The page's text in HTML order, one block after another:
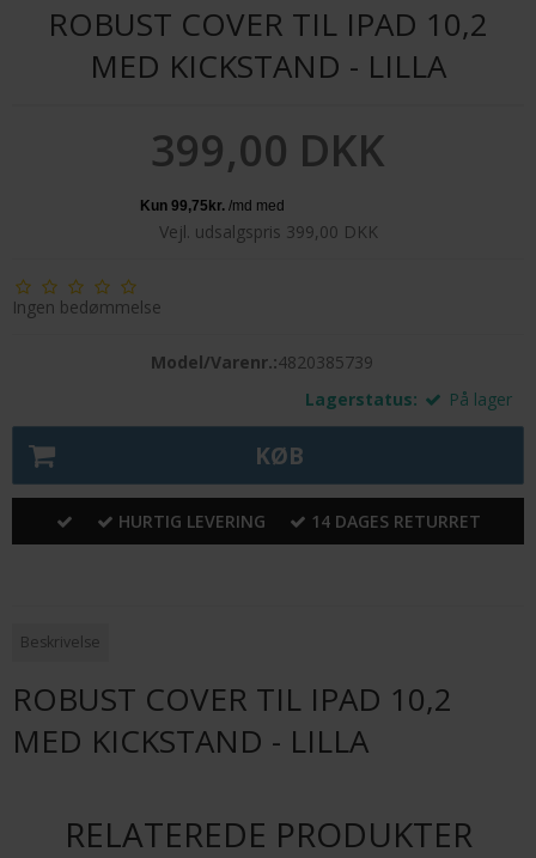
ROBUST COVER TIL IPAD 10,2
MED KICKSTAND - LILLA
399,00 DKK
Vejl. udsalgspris 399,00 DKK
Ingen bedømmelse
Model/Varenr.:4820385739
Lagerstatus:
På lager
KØB
HURTIG LEVERING 14 DAGES RETURRET
Beskrivelse
ROBUST COVER TIL IPAD 10,2
MED KICKSTAND - LILLA
RELATEREDE PRODUKTER